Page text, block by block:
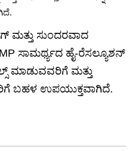
ಮತ್ತು ಸುಂದರವಾದ
ಸಾಮರ್ಥ್ಯದ ಹೈ-ರೆಸಲ್ಯೂಶನ್
ಮಾಡುವವರಿಗೆ ಮತ್ತು
ಉಪಯುಕ್ತವಾಗಿದೆ.